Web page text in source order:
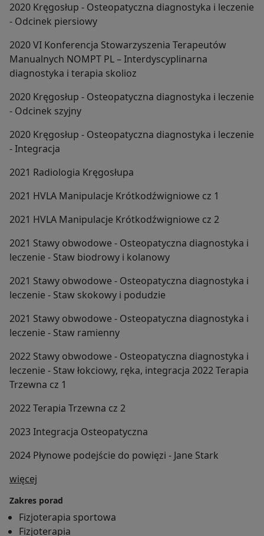
2020 Kręgosłup - Osteopatyczna diagnostyka i leczenie
- Odcinek piersiowy
2020 VI Konferencja Stowarzyszenia Terapeutów
Manualnych NOMPT PL – Interdyscyplinarna
diagnostyka i terapia skolioz
2020 Kręgosłup - Osteopatyczna diagnostyka i leczenie
- Odcinek szyjny
2020 Kręgosłup - Osteopatyczna diagnostyka i leczenie
- Integracja
2021 Radiologia Kręgosłupa
2021 HVLA Manipulacje Krótkodźwigniowe cz 1
2021 HVLA Manipulacje Krótkodźwigniowe cz 2
2021 Stawy obwodowe - Osteopatyczna diagnostyka i
leczenie - Staw biodrowy i kolanowy
2021 Stawy obwodowe - Osteopatyczna diagnostyka i
leczenie - Staw skokowy i podudzie
2021 Stawy obwodowe - Osteopatyczna diagnostyka i
leczenie - Staw ramienny
2022 Stawy obwodowe - Osteopatyczna diagnostyka i
leczenie - Staw łokciowy, ręka, integracja 2022 Terapia
Trzewna cz 1
2022 Terapia Trzewna cz 2
2023 Integracja Osteopatyczna
2024 Płynowe podejście do powięzi - Jane Stark
więcej
Zakres porad
Fizjoterapia sportowa
Fizjoterapia